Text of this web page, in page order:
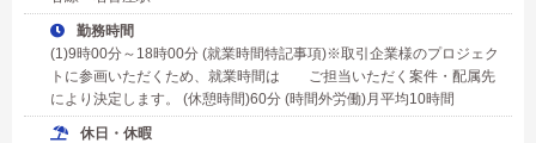
勤務時間
(1)9時00分～18時00分 (就業時間特記事項)※取引企業様のプロジェク
トに参画いただくため、就業時間は ご担当いただく案件・配属先
により決定します。 (休憩時間)60分 (時間外労働)月平均10時間
休日・休暇